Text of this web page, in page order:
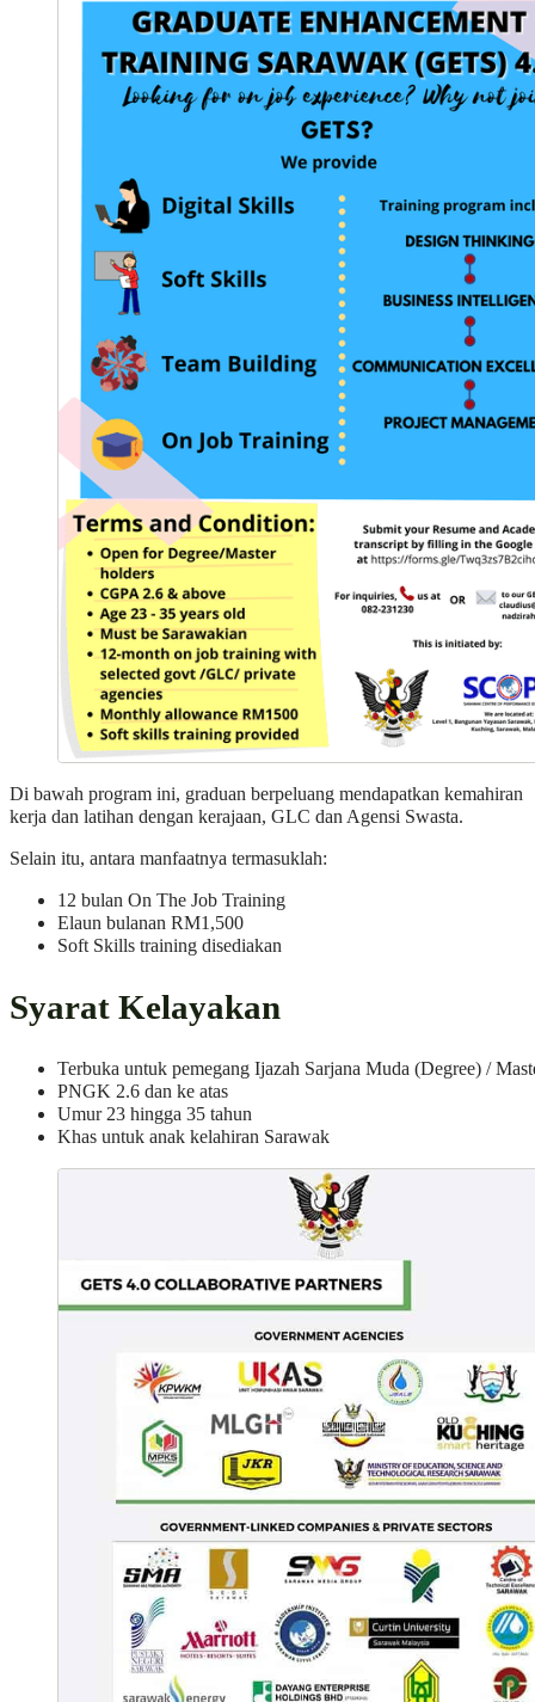
Di bawah program ini, graduan berpeluang mendapatkan kemahiran
kerja dan latihan dengan kerajaan, GLC dan Agensi Swasta.
Selain itu, antara manfaatnya termasuklah:
12 bulan On The Job Training
Elaun bulanan RM1,500
Soft Skills training disediakan
Syarat Kelayakan
Terbuka untuk pemegang Ijazah Sarjana Muda (Degree) /
PNGK 2.6 dan ke atas
Umur 23 hingga 35 tahun
Khas untuk anak kelahiran Sarawak